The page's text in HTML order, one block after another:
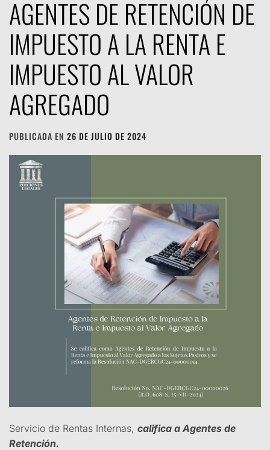
AGENTES DE RETENCIÓN DE
IMPUESTO A LA RENTA E
IMPUESTO AL VALOR
AGREGADO
PUBLICADA EN 26 DE JULIO DE 2024
Servicio de Rentas Internas, califica a Agentes de
Retención.